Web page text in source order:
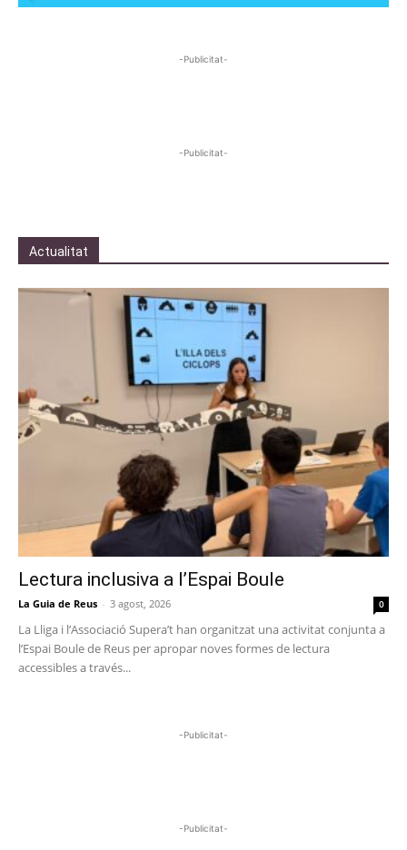
-Publicitat-
-Publicitat-
Actualitat
Lectura inclusiva a l’Espai Boule
La Guia de Reus - 3 agost, 2026 0
La Lliga i l’Associació Supera’t han organitzat una activitat conjunta a
l’Espai Boule de Reus per apropar noves formes de lectura
accessibles a través...
-Publicitat-
-Publicitat-